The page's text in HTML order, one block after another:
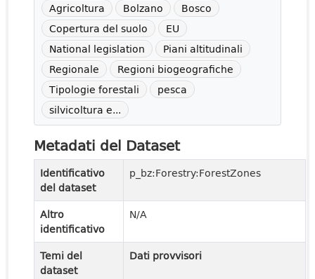
Agricoltura Bolzano
Bosco
Copertura del suolo
EU
National legislation
Piani altitudinali
Regionale
Regioni biogeografiche
Tipologie forestali
pesca
silvicoltura e...
Metadati del Dataset
Identificativo
del dataset
p_bz:Forestry:ForestZones
Altro
identificativo
N/A
Temi del
dataset
Dati provvisori